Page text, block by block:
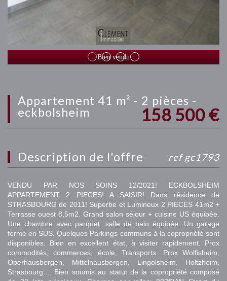
Bien vendu
appartement 41 m² - 2 pièces -
eckbolsheim
158 500 €
description de l'offre ref gc1793
VENDU PAR NOS SOINS 12/2021! ECKBOLSHEIM
APPARTEMENT 2 PIECES! A SAISIR! Dans résidence de
STRASBOURG de 2011! Superbe et Lumineux 2 PIECES 41m2 +
Terrasse ouest 8,5m2. Grand salon séjour + cuisine US équipée.
Une chambre avec parquet, salle de bain équipée. Un garage
fermé en SUS. Quelques Parkings communs à la copropriété sont
disponibles. Bien en excellent état, à visiter rapidement. Prox
commodités, commerces, école, Transports. Prox Wolfisheim,
Oberhausbergen, Mittelhausbergen, Lingolsheim, Holtzheim,
Strasbourg.... Bien soumis au statut de la copropriété composé